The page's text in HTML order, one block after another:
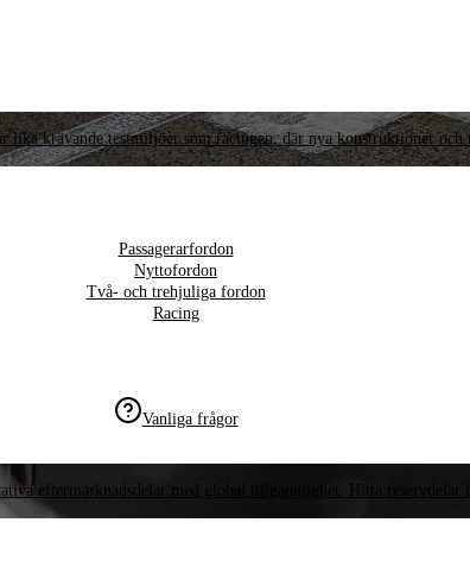
lika krävande testmiljöer som racingen, där nya konstruktioner och
Passagerarfordon
Nyttofordon
Två- och trehjuliga fordon
Racing
Vanliga frågor
eftermarknadsdelar med global tillgänglighet. Hitta reservdelar